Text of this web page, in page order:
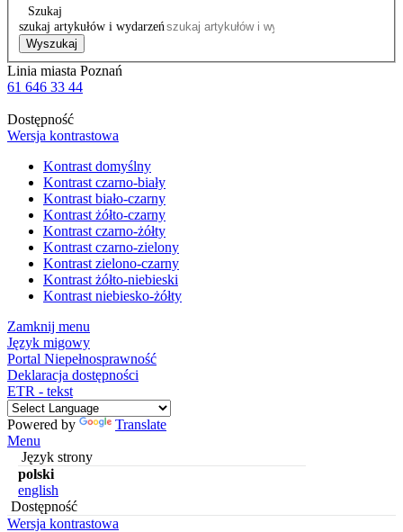
Szukaj
szukaj artykułów i wydarzeń
Wyszukaj
Linia miasta Poznań
61 646 33 44
Dostępność
Wersja kontrastowa
Kontrast domyślny
Kontrast czarno-biały
Kontrast biało-czarny
Kontrast żółto-czarny
Kontrast czarno-żółty
Kontrast czarno-zielony
Kontrast zielono-czarny
Kontrast żółto-niebieski
Kontrast niebiesko-żółty
Zamknij menu
Język migowy
Portal Niepełnosprawność
Deklaracja dostępności
ETR - tekst
Powered by
Translate
Menu
Język strony
polski
english
Dostępność
Wersja kontrastowa